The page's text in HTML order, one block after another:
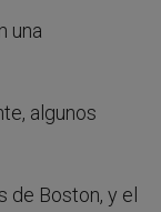
una
algunos
de Boston, y el